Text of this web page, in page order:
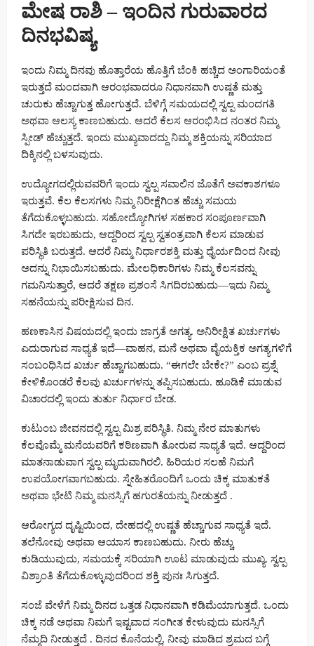
ಮೇಷ ರಾಶಿ – ಇಂದಿನ ಗುರುವಾರದ
ದಿನಭವಿಷ್ಯ
ಇಂದು ನಿಮ್ಮ ದಿನವು ಹೊತ್ತಾರೆಯ ಹೊತ್ತಿಗೆ ಬೆಂಕಿ ಹಚ್ಚಿದ ಅಂಗಾರಿಯಂತೆ
ಇರುತ್ತದೆ ಮಂದವಾಗಿ ಆರಂಭವಾದರೂ ನಿಧಾನವಾಗಿ ಉಷ್ಣತೆ ಮತ್ತು
ಚುರುಕು ಹೆಚ್ಚಾಗುತ್ತ ಹೋಗುತ್ತದೆ. ಬೆಳಿಗ್ಗೆ ಸಮಯದಲ್ಲಿ ಸ್ವಲ್ಪ ಮಂದಗತಿ
ಅಥವಾ ಆಲಸ್ಯ ಕಾಣಬಹುದು. ಆದರೆ ಕೆಲಸ ಆರಂಭಿಸಿದ ನಂತರ ನಿಮ್ಮ
ಸ್ಪೀಡ್ ಹೆಚ್ಚುತ್ತದೆ. ಇಂದು ಮುಖ್ಯವಾದದ್ದು ನಿಮ್ಮ ಶಕ್ತಿಯನ್ನು ಸರಿಯಾದ
ದಿಕ್ಕಿನಲ್ಲಿ ಬಳಸುವುದು.
ಉದ್ಯೋಗದಲ್ಲಿರುವವರಿಗೆ ಇಂದು ಸ್ವಲ್ಪ ಸವಾಲಿನ ಜೊತೆಗೆ ಅವಕಾಶಗಳೂ
ಇರುತ್ತವೆ. ಕೆಲ ಕೆಲಸಗಳು ನಿಮ್ಮ ನಿರೀಕ್ಷೆಗಿಂತ ಹೆಚ್ಚು ಸಮಯ
ತೆಗೆದುಕೊಳ್ಳಬಹುದು. ಸಹೋದ್ಯೋಗಿಗಳ ಸಹಕಾರ ಸಂಪೂರ್ಣವಾಗಿ
ಸಿಗದೇ ಇರಬಹುದು, ಆದ್ದರಿಂದ ಸ್ವಲ್ಪ ಸ್ವತಂತ್ರವಾಗಿ ಕೆಲಸ ಮಾಡುವ
ಪರಿಸ್ಥಿತಿ ಬರುತ್ತದೆ. ಆದರೆ ನಿಮ್ಮ ನಿರ್ಧಾರಶಕ್ತಿ ಮತ್ತು ಧೈರ್ಯದಿಂದ ನೀವು
ಅದನ್ನು ನಿಭಾಯಿಸಬಹುದು. ಮೇಲಧಿಕಾರಿಗಳು ನಿಮ್ಮ ಕೆಲಸವನ್ನು
ಗಮನಿಸುತ್ತಾರೆ, ಆದರೆ ತಕ್ಷಣ ಪ್ರಶಂಸೆ ಸಿಗದಿರಬಹುದು—ಇದು ನಿಮ್ಮ
ಸಹನೆಯನ್ನು ಪರೀಕ್ಷಿಸುವ ದಿನ.
ಹಣಕಾಸಿನ ವಿಷಯದಲ್ಲಿ ಇಂದು ಜಾಗ್ರತೆ ಅಗತ್ಯ. ಅನಿರೀಕ್ಷಿತ ಖರ್ಚುಗಳು
ಎದುರಾಗುವ ಸಾಧ್ಯತೆ ಇದೆ—ವಾಹನ, ಮನೆ ಅಥವಾ ವೈಯಕ್ತಿಕ ಅಗತ್ಯಗಳಿಗೆ
ಸಂಬಂಧಿಸಿದ ಖರ್ಚು ಹೆಚ್ಚಾಗಬಹುದು. “ಈಗಲೇ ಬೇಕೇ?” ಎಂಬ ಪ್ರಶ್ನೆ
ಕೇಳಿಕೊಂಡರೆ ಕೆಲವು ಖರ್ಚುಗಳನ್ನು ತಪ್ಪಿಸಬಹುದು. ಹೂಡಿಕೆ ಮಾಡುವ
ವಿಚಾರದಲ್ಲಿ ಇಂದು ತುರ್ತು ನಿರ್ಧಾರ ಬೇಡ.
ಕುಟುಂಬ ಜೀವನದಲ್ಲಿ ಸ್ವಲ್ಪ ಮಿಶ್ರ ಪರಿಸ್ಥಿತಿ. ನಿಮ್ಮ ನೇರ ಮಾತುಗಳು
ಕೆಲವೊಮ್ಮೆ ಮನೆಯವರಿಗೆ ಕಠಿಣವಾಗಿ ತೋರುವ ಸಾಧ್ಯತೆ ಇದೆ. ಆದ್ದರಿಂದ
ಮಾತನಾಡುವಾಗ ಸ್ವಲ್ಪ ಮೃದುವಾಗಿರಲಿ. ಹಿರಿಯರ ಸಲಹೆ ನಿಮಗೆ
ಉಪಯೋಗವಾಗಬಹುದು. ಸ್ನೇಹಿತರೊಂದಿಗೆ ಒಂದು ಚಿಕ್ಕ ಮಾತುಕತೆ
ಅಥವಾ ಭೇಟಿ ನಿಮ್ಮ ಮನಸ್ಸಿಗೆ ಹಗುರತೆಯನ್ನು ನೀಡುತ್ತದೆ .
ಆರೋಗ್ಯದ ದೃಷ್ಟಿಯಿಂದ, ದೇಹದಲ್ಲಿ ಉಷ್ಣತೆ ಹೆಚ್ಚಾಗುವ ಸಾಧ್ಯತೆ ಇದೆ.
ತಲೆನೋವು ಅಥವಾ ಆಯಾಸ ಕಾಣಬಹುದು. ನೀರು ಹೆಚ್ಚು
ಕುಡಿಯುವುದು, ಸಮಯಕ್ಕೆ ಸರಿಯಾಗಿ ಊಟ ಮಾಡುವುದು ಮುಖ್ಯ. ಸ್ವಲ್ಪ
ವಿಶ್ರಾಂತಿ ತೆಗೆದುಕೊಳ್ಳುವುದರಿಂದ ಶಕ್ತಿ ಪುನಃ ಸಿಗುತ್ತದೆ.
ಸಂಜೆ ವೇಳೆಗೆ ನಿಮ್ಮ ದಿನದ ಒತ್ತಡ ನಿಧಾನವಾಗಿ ಕಡಿಮೆಯಾಗುತ್ತದೆ. ಒಂದು
ಚಿಕ್ಕ ನಡೆ ಅಥವಾ ನಿಮಗೆ ಇಷ್ಟವಾದ ಸಂಗೀತ ಕೇಳುವುದು ಮನಸ್ಸಿಗೆ
ನೆಮ್ಮದಿ ನೀಡುತ್ತದೆ . ದಿನದ ಕೊನೆಯಲ್ಲಿ, ನೀವು ಮಾಡಿದ ಶ್ರಮದ ಬಗ್ಗೆ